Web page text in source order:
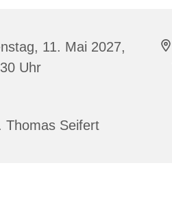
11. Mai 2027,
Uhr
Thomas Seifert